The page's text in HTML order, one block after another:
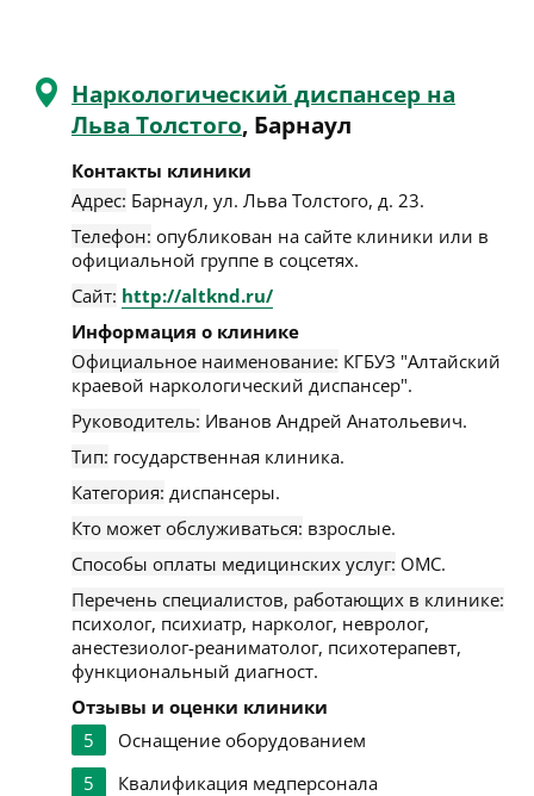
Наркологический диспансер на
Льва Толстого, Барнаул
Контакты клиники
Адрес: Барнаул, ул. Льва Толстого, д. 23.
Телефон: опубликован на сайте клиники или в
официальной группе в соцсетях.
Сайт: http://altknd.ru/
Информация о клинике
Официальное наименование: КГБУЗ "Алтайский
краевой наркологический диспансер".
Руководитель: Иванов Андрей Анатольевич.
Тип: государственная клиника.
Категория: диспансеры.
Кто может обслуживаться: взрослые.
Способы оплаты медицинских услуг: ОМС.
Перечень специалистов, работающих в клинике:
психолог, психиатр, нарколог, невролог,
анестезиолог-реаниматолог, психотерапевт,
функциональный диагност.
Отзывы и оценки клиники
5
Оснащение оборудованием
5
Квалификация медперсонала